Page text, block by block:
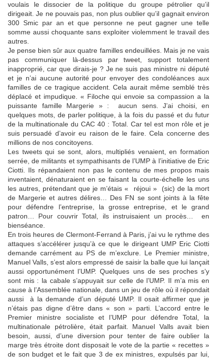
voulais le dissocier de la politique du groupe pétrolier qu’il
dirigeait. Je ne pouvais pas, non plus oublier qu’il gagnait environ
300 Smic par an et que personne ne peut gagner une telle
somme aussi choquante sans exploiter violemment le travail des
autres.
Je pense bien sûr aux quatre familles endeuillées. Mais je ne vais
pas communiquer là-dessus par tweet, support totalement
inapproprié, car que dirais-je ? Je ne suis pas ministre ni député
et je n’ai aucune autorité pour envoyer des condoléances aux
familles de ce tragique accident. Cela aurait même semblé très
déplacé et impudique. « Filoche qui envoie sa compassion a la
puissante famille Margerie » : aucun sens. J’ai choisi, en
quelques mots, de parler politique, à la fois du passé et du futur
de la multinationale du CAC 40 : Total. Car tel est mon rôle et je
suis persuadé d’avoir eu raison de le faire. Cela concerne des
millions de nos concitoyens.
Les tweets qui se sont, alors, multipliés venaient, en formation
serrée, de militants et sympathisants de l’UMP à l’initiative de Eric
Ciotti. Ils répandaient non pas le contenu de mes propos mais
inventaient, dénaturaient en se faisant la courte-échelle les uns
les autres, prétendant que je m’étais « réjoui » (sic) de la mort
de Margerie et autres délires… Des FN se sont joints à la fête
pour défendre l’entreprise, la grosse entreprise, et le grand
patron… Pour couvrir Total, ils instruisaient un procès… en
bienséance.
En trois heures de Clermont-Ferrand à Paris, j’ai vu le rythme des
attaques s’accélérer jusqu’à ce que le dirigeant UMP Eric Ciotti
demande carrément au PS de m’exclure. Le Premier ministre,
Manuel Valls, s’est alors empressé de saisir la balle que lui lançait
aussi opportunément l’UMP. Quelques uns de ses proches s’y
sont mis : la cabale s’appuyait sur celle de l’UMP. Il m’a mis en
cause à l’Assemblée nationale, dans un jeu de rôle où il répondait
aussi à la demande d’un député UMP. Il osait affirmer que je
n’étais pas digne d’être dans « son » parti. L’accord entre le
Premier ministre socialiste et l’UMP pour défendre Total, la
multinationale pétrolière, était parfait. Manuel Valls avait bien
besoin, aussi, d’une diversion pour tenter de faire oublier la
marge très étroite dont disposait le vote de la partie « recettes »
de son budget et le fait que 3 de ex ministres, expulsés par lui,